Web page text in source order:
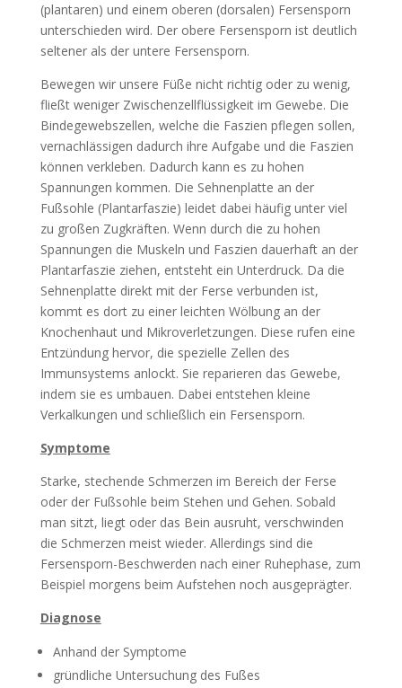
(plantaren) und einem oberen (dorsalen) Fersensporn
unterschieden wird. Der obere Fersensporn ist deutlich
seltener als der untere Fersensporn.
Bewegen wir unsere Füße nicht richtig oder zu wenig,
fließt weniger Zwischenzellflüssigkeit im Gewebe. Die
Bindegewebszellen, welche die Faszien pflegen sollen,
vernachlässigen dadurch ihre Aufgabe und die Faszien
können verkleben. Dadurch kann es zu hohen
Spannungen kommen. Die Sehnenplatte an der
Fußsohle (Plantarfaszie) leidet dabei häufig unter viel
zu großen Zugkräften. Wenn durch die zu hohen
Spannungen die Muskeln und Faszien dauerhaft an der
Plantarfaszie ziehen, entsteht ein Unterdruck. Da die
Sehnenplatte direkt mit der Ferse verbunden ist,
kommt es dort zu einer leichten Wölbung an der
Knochenhaut und Mikroverletzungen. Diese rufen eine
Entzündung hervor, die spezielle Zellen des
Immunsystems anlockt. Sie reparieren das Gewebe,
indem sie es umbauen. Dabei entstehen kleine
Verkalkungen und schließlich ein Fersensporn.
Symptome
Starke, stechende Schmerzen im Bereich der Ferse
oder der Fußsohle beim Stehen und Gehen. Sobald
man sitzt, liegt oder das Bein ausruht, verschwinden
die Schmerzen meist wieder. Allerdings sind die
Fersensporn-Beschwerden nach einer Ruhephase, zum
Beispiel morgens beim Aufstehen noch ausgeprägter.
Diagnose
Anhand der Symptome
gründliche Untersuchung des Fußes